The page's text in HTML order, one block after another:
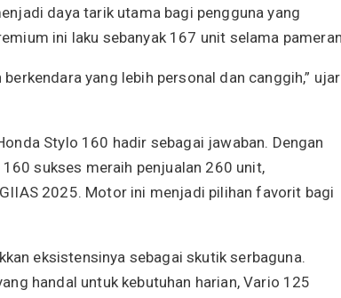
daya tarik utama bagi pengguna yang
ini laku sebanyak 167 unit selama
yang lebih personal dan canggih,” ujar
Stylo 160 hadir sebagai jawaban. Dengan
sukses meraih penjualan 260 unit,
2025. Motor ini menjadi pilihan favorit bagi
eksistensinya sebagai skutik serbaguna.
handal untuk kebutuhan harian, Vario 125